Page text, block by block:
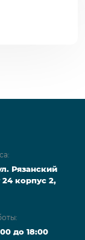
Рязанский
24 корпус 2,
до 18:00